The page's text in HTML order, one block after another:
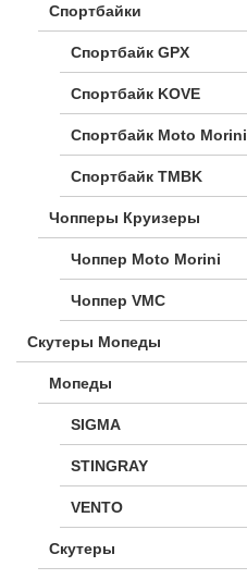
Спортбайки
Спортбайк GPX
Спортбайк KOVE
Спортбайк Moto Morini
Спортбайк TMBK
Чопперы Круизеры
Чоппер Moto Morini
Чоппер VMC
Скутеры Мопеды
Мопеды
SIGMA
STINGRAY
VENTO
Скутеры